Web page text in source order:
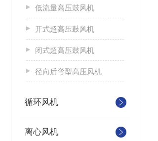
低流量高压鼓风机
开式超高压鼓风机
闭式超高压鼓风机
径向后弯型高压风机
循环风机
离心风机